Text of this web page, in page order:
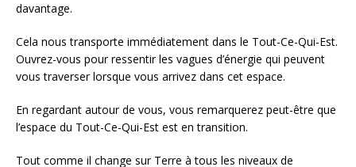
davantage.
Cela nous transporte immédiatement dans le Tout-Ce-Qui-Est.
Ouvrez-vous pour ressentir les vagues d’énergie qui peuvent
vous traverser lorsque vous arrivez dans cet espace.
En regardant autour de vous, vous remarquerez peut-être que
l’espace du Tout-Ce-Qui-Est est en transition.
Tout comme il change sur Terre à tous les niveaux de